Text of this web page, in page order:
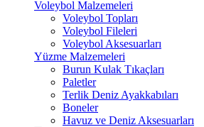
Voleybol Malzemeleri
Voleybol Topları
Voleybol Fileleri
Voleybol Aksesuarları
Yüzme Malzemeleri
Burun Kulak Tıkaçları
Paletler
Terlik Deniz Ayakkabıları
Boneler
Havuz ve Deniz Aksesuarları